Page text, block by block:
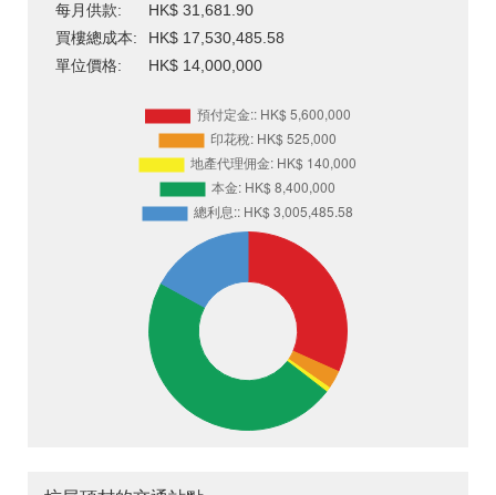
每月供款:
HK$ 31,681.90
買樓總成本:
HK$ 17,530,485.58
單位價格:
HK$ 14,000,000